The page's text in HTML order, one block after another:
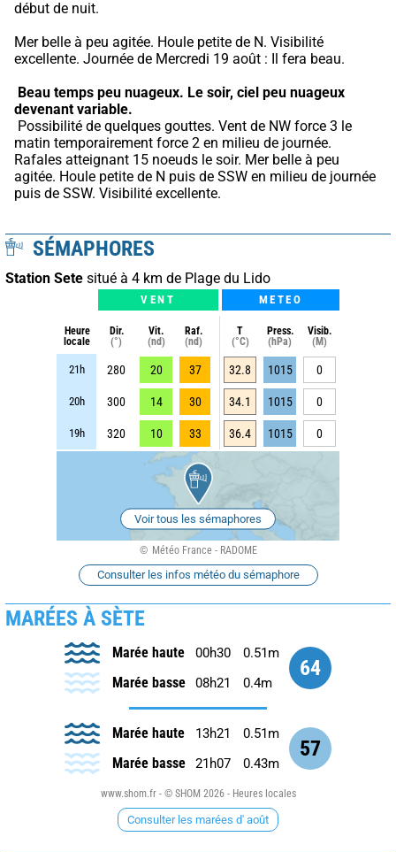
début de nuit.
Mer belle à peu agitée. Houle petite de N. Visibilité
excellente. Journée de Mercredi 19 août : Il fera beau.
Beau temps peu nuageux. Le soir, ciel peu nuageux
devenant variable.
matin temporairement force 2 en milieu de journée.
Rafales atteignant 15 noeuds le soir. Mer belle à peu
agitée. Houle petite de N puis de SSW en milieu de journée
puis de SSW. Visibilité excellente.
SÉMAPHORES
Station Sete situé à 4 km de Plage du Lido
VENT METEO
Heure
locale
Dir.
(°)
Vit.
(nd)
Raf.
(nd)
T
(°C)
Press.
(hPa)
Visib.
(M)
21h 280 20 37 32.8 1015 0
20h 300 14 30 34.1 1015 0
19h 320 10 33 36.4 1015 0
Voir tous les sémaphores
Météo France - RADOME
Consulter les infos météo du sémaphore
MARÉES À SÈTE
64
Marée haute 00h30 0.51m
Marée basse 08h21 0.4m
57
Marée haute 13h21 0.51m
Marée basse 21h07 0.43m
www.shom.fr - © SHOM 2026 - Heures locales
Consulter les marées d' août